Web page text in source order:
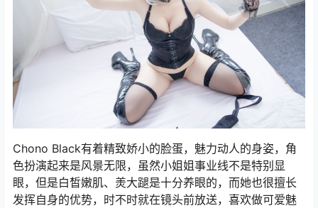
Chono Black有着精致娇小的脸蛋，魅力动人的身姿，角
色扮演起来是风景无限，虽然小姐姐事业线不是特别显
眼，但是白皙嫩肌、羙大蹆是十分养眼的，而她也很擅长
发挥自身的优势，时不时就在镜头前放送，喜欢做可爱魅